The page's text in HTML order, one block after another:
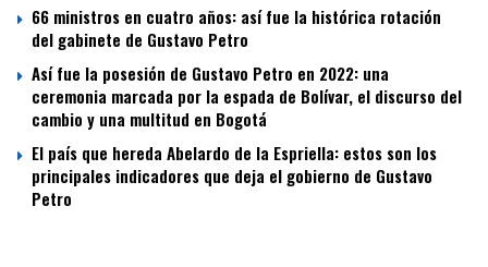
66 ministros en cuatro años: así fue la histórica rotación
del gabinete de Gustavo Petro
Así fue la posesión de Gustavo Petro en 2022: una
ceremonia marcada por la espada de Bolívar, el discurso del
cambio y una multitud en Bogotá
El país que hereda Abelardo de la Espriella: estos son los
principales indicadores que deja el gobierno de Gustavo
Petro